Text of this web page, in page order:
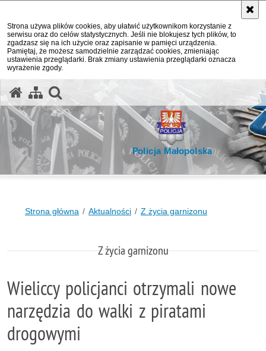
Strona używa plików cookies, aby ułatwić użytkownikom korzystanie z
serwisu oraz do celów statystycznych. Jeśli nie blokujesz tych plików, to
zgadzasz się na ich użycie oraz zapisanie w pamięci urządzenia.
Pamiętaj, że możesz samodzielnie zarządzać cookies, zmieniając
ustawienia przeglądarki. Brak zmiany ustawienia przeglądarki oznacza
wyrażenie zgody.
Policja Małopolska
Strona główna Aktualności Z życia garnizonu
Z życia garnizonu
Wieliccy policjanci otrzymali nowe
narzędzia do walki z piratami
drogowymi